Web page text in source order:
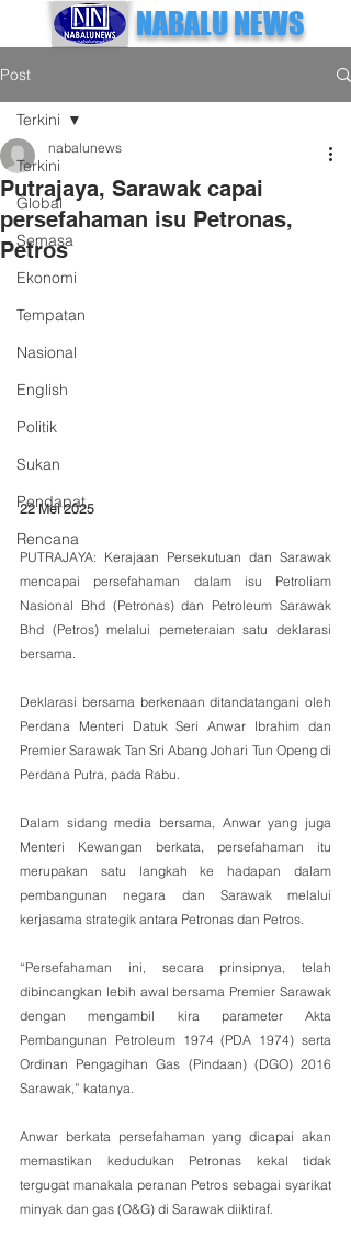
NABALU NEWS
Post
Terkini
Global
Semasa
Ekonomi
Tempatan
Nasional
English
Politik
Sukan
Pendapat
Rencana
Terkini
Putrajaya, Sarawak capai
persefahaman isu Petronas,
Petros
nabalunews
22 Mei 2025
PUTRAJAYA: Kerajaan Persekutuan dan Sarawak
mencapai persefahaman dalam isu Petroliam
Nasional Bhd (Petronas) dan Petroleum Sarawak
Bhd (Petros) melalui pemeteraian satu deklarasi
bersama.
Deklarasi bersama berkenaan ditandatangani oleh
Perdana Menteri Datuk Seri Anwar Ibrahim dan
Premier Sarawak Tan Sri Abang Johari Tun Openg di
Perdana Putra, pada Rabu.
Dalam sidang media bersama, Anwar yang juga
Menteri Kewangan berkata, persefahaman itu
merupakan satu langkah ke hadapan dalam
pembangunan negara dan Sarawak melalui
kerjasama strategik antara Petronas dan Petros.
“Persefahaman ini, secara prinsipnya, telah
dibincangkan lebih awal bersama Premier Sarawak
dengan mengambil kira parameter Akta
Pembangunan Petroleum 1974 (PDA 1974) serta
Ordinan Pengagihan Gas (Pindaan) (DGO) 2016
Sarawak,” katanya.
Anwar berkata persefahaman yang dicapai akan
memastikan kedudukan Petronas kekal tidak
tergugat manakala peranan Petros sebagai syarikat
minyak dan gas (O&G) di Sarawak diiktiraf.